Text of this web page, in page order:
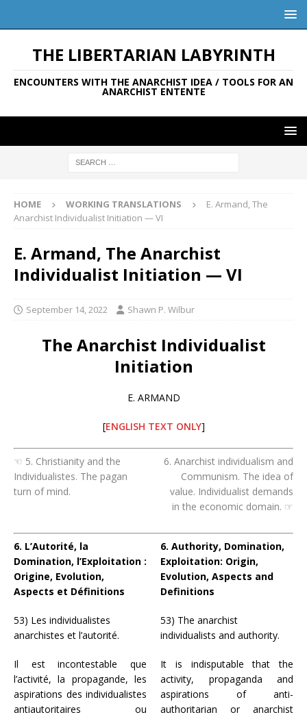
THE LIBERTARIAN LABYRINTH
ENCOUNTERS WITH THE ANARCHIST IDEA / TOOLS FOR AN
ANARCHIST ENTENTE
HOME WORKING TRANSLATIONS
E. Armand, The
Anarchist Individualist Initiation — VI
E. Armand, The Anarchist
Individualist Initiation — VI
September 14, 2022 Shawn P. Wilbur
The Anarchist Individualist
Initiation
E. ARMAND
[ENGLISH TEXT ONLY]
☜ 5. Christianity and the
Individualistes. The pagan
turn of mind.
6. Anarchist individualism and
Communism. The idea of
value. Individualist demands
in the economic domain. ☞
6. L’Autorité, la
Domination, l’Exploitation :
Origine, Evolution,
Aspects et Définitions
53) Les individualistes
anarchistes et l’autorité.
Il est incontestable que
l’activité, la propagande, les
aspirations des individualistes
antiautoritaires ou
6. Authority, Domination,
Exploitation: Origin,
Evolution, Aspects and
Definitions
53) The anarchist
individualists and authority.
It is indisputable that the
activity, propaganda and
aspirations of anti-
authoritarian or anarchist